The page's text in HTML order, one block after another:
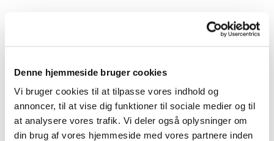
Denne hjemmeside bruger cookies
Vi bruger cookies til at tilpasse vores indhold og
annoncer, til at vise dig funktioner til sociale medier og til
at analysere vores trafik. Vi deler også oplysninger om
din brug af vores hjemmeside med vores partnere inden